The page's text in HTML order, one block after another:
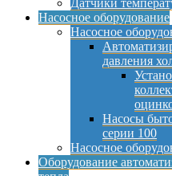
Датчики
Насосное оборудование
Насосное
давления
Насосы
серии 100
Насосное
Оборудование